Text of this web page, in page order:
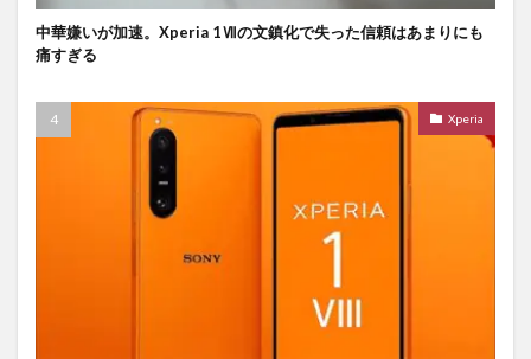
中華嫌いが加速。Xperia 1Ⅶの文鎮化で失った信頼はあまりにも
痛すぎる
Xperia